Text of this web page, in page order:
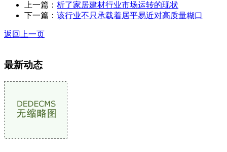
上一篇： 析了家居建材行业市场运转的现状
下一篇： 该行业不只承载着居平易近对高质量糊口
返回上一页
最新动态